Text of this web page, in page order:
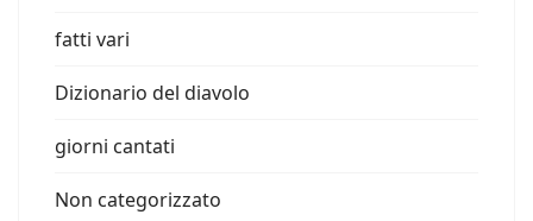
fatti vari
Dizionario del diavolo
giorni cantati
Non categorizzato